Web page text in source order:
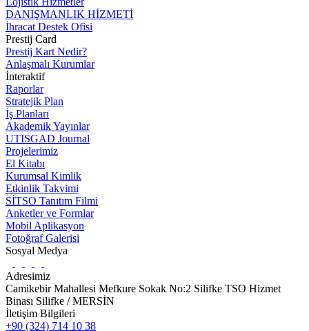
DANIŞMANLIK HİZMETİ
İhracat Destek Ofisi
Prestij Card
Prestij Kart Nedir?
Anlaşmalı Kurumlar
İnteraktif
Raporlar
Stratejik Plan
İş Planları
Akademik Yayınlar
UTISGAD Journal
Projelerimiz
El Kitabı
Kurumsal Kimlik
Etkinlik Takvimi
SİTSO Tanıtım Filmi
Anketler ve Formlar
Mobil Aplikasyon
Fotoğraf Galerisi
Sosyal Medya
Adresimiz
Camikebir Mahallesi Mefkure Sokak No:2 Silifke TSO Hizmet
Binası Silifke / MERSİN
İletişim Bilgileri
+90 (324) 714 10 38